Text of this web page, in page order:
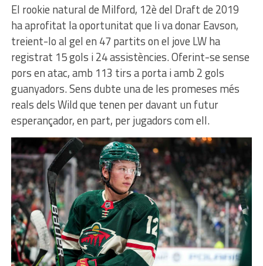
El rookie natural de Milford, 12è del Draft de 2019
ha aprofitat la oportunitat que li va donar Eavson,
treient-lo al gel en 47 partits on el jove LW ha
registrat 15 gols i 24 assistències. Oferint-se sense
pors en atac, amb 113 tirs a porta i amb 2 gols
guanyadors. Sens dubte una de les promeses més
reals dels Wild que tenen per davant un futur
esperançador, en part, per jugadors com ell.